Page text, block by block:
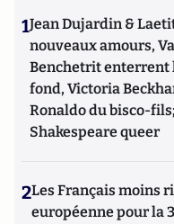
1Jean Dujardin &
nouveaux amours,
Benchetrit enterrent
fond, Victoria
Ronaldo du bisco-
Shakespeare queer
2Les Français moins
européenne pour la